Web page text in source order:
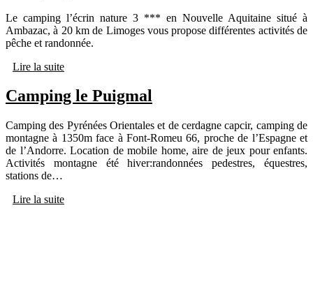
Le camping l’écrin nature 3 *** en Nouvelle Aquitaine situé à
Ambazac, à 20 km de Limoges vous propose différentes activités de
pêche et randonnée.
Lire la suite
Camping le Puigmal
Camping des Pyrénées Orientales et de cerdagne capcir, camping de
montagne à 1350m face à Font-Romeu 66, proche de l’Espagne et
de l’Andorre. Location de mobile home, aire de jeux pour enfants.
Activités montagne été hiver:randonnées pedestres, équestres,
stations de…
Lire la suite